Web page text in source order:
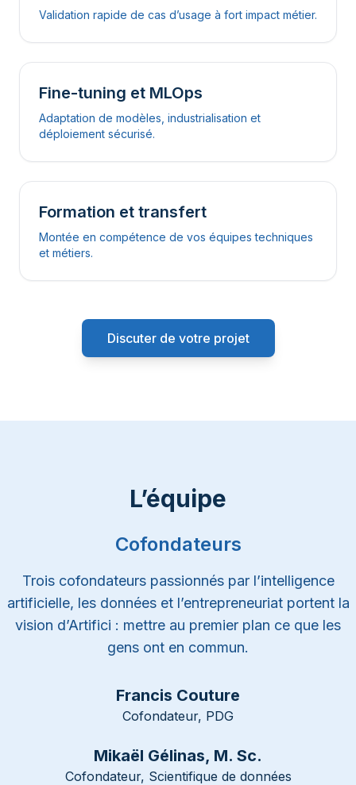
Validation rapide de cas d’usage à fort impact métier.
Fine-tuning et MLOps
Adaptation de modèles, industrialisation et
déploiement sécurisé.
Formation et transfert
Montée en compétence de vos équipes techniques
et métiers.
Discuter de votre projet
L’équipe
Cofondateurs
Trois cofondateurs passionnés par l’intelligence
artificielle, les données et l’entrepreneuriat portent la
vision d’Artifici : mettre au premier plan ce que les
gens ont en commun.
Francis Couture
Cofondateur, PDG
Mikaël Gélinas, M. Sc.
Cofondateur, Scientifique de données